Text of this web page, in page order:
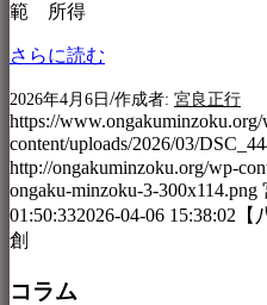
範 所得
さらに読む
2026年4月6日 /作成者: 宮良正行
https://
content/uploads/2026/03/
http://ongakuminzoku.org/wp-
ongaku-minzoku-3-300x114.png
01:50:332026-04-06 15:38:02
創
コラム